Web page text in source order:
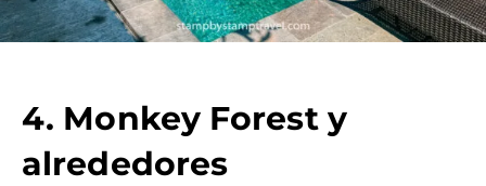
4. Monkey Forest y
alrededores